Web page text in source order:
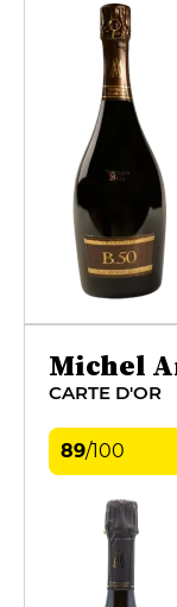
Michel
CARTE D'OR
89/100